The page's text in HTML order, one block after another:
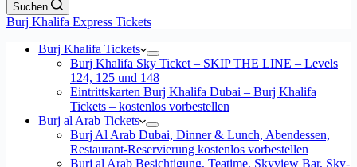
Suchen
Burj Khalifa Express Tickets
Burj Khalifa Tickets
Burj Khalifa Sky Ticket – SKIP THE LINE – Levels
124, 125 und 148
Eintrittskarten Burj Khalifa Dubai – Burj Khalifa
Tickets – kostenlos vorbestellen
Burj al Arab Tickets
Burj Al Arab Dubai, Dinner & Lunch, Abendessen,
Restaurant-Reservierung kostenlos vorbestellen
Burj al Arab Besichtigung, Teatime, Skyview Bar, Sky-